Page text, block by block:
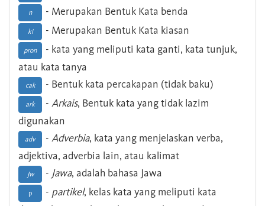
n - Merupakan Bentuk Kata benda
ki - Merupakan Bentuk Kata kiasan
pron
- kata yang meliputi kata ganti, kata tunjuk,
atau kata tanya
cak - Bentuk kata percakapan (tidak baku)
ark - Arkais, Bentuk kata yang tidak lazim
digunakan
adv - Adverbia, kata yang menjelaskan verba,
adjektiva, adverbia lain, atau kalimat
Jw - Jawa, adalah bahasa Jawa
p - partikel, kelas kata yang meliputi kata